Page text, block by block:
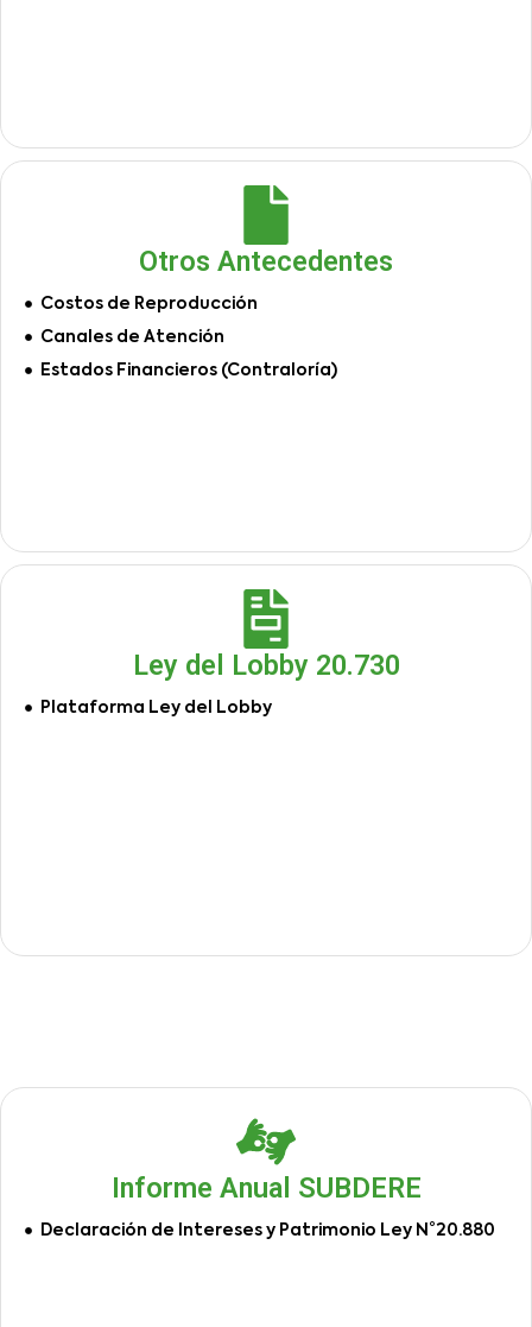
Otros Antecedentes
Costos de Reproducción
Canales de Atención
Estados Financieros (Contraloría)
Ley del Lobby 20.730
Plataforma Ley del Lobby
Informe Anual SUBDERE
Declaración de Intereses y Patrimonio Ley N°20.880